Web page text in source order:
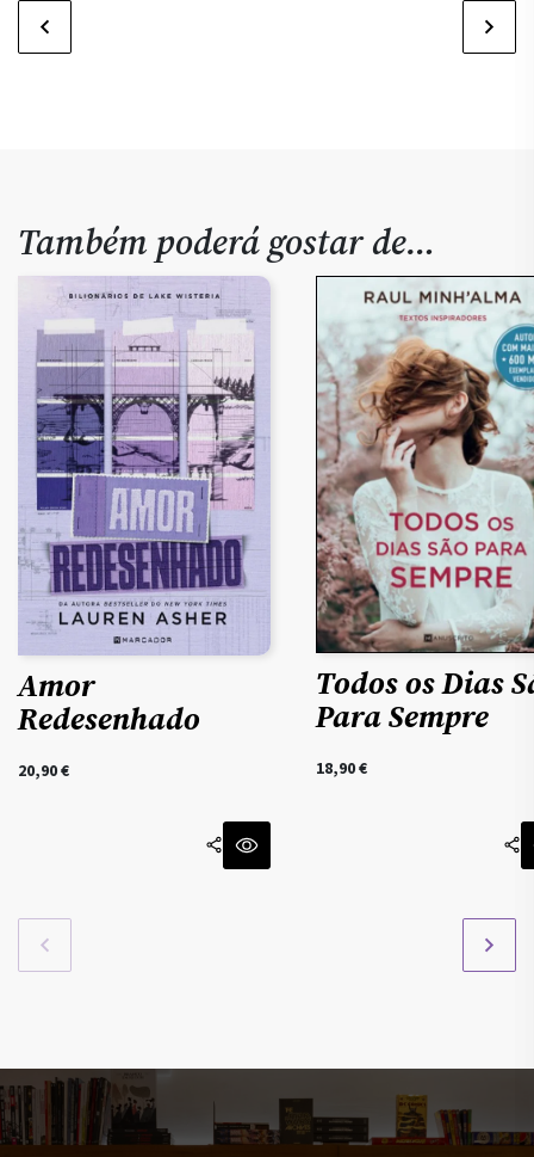
Também poderá gostar de…
Amor
Redesenhado
20,90€
Todos os Dias
Para Sempre
18,90€